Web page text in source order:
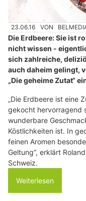
23.06.16 VON
Die Erdbeere: Sie ist
nicht wissen -
sich zahlreiche,
auch daheim gelingt,
„Die geheime Zutat“
„Die Erdbeere ist eine
gekocht hervorragend
wunderbare
Köstlichkeiten ist. In
feinen Aromen
Geltung“, erklärt
Schweiz.
Weiterlesen